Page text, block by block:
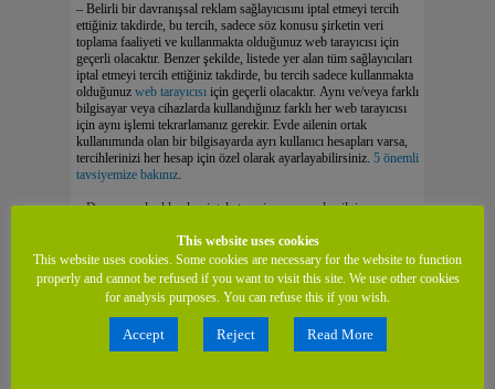
– Belirli bir davranışsal reklam sağlayıcısını iptal etmeyi tercih
ettiğiniz takdirde, bu tercih, sadece söz konusu şirketin veri
toplama faaliyeti ve kullanmakta olduğunuz web tarayıcısı için
geçerli olacaktır. Benzer şekilde, listede yer alan tüm sağlayıcıları
iptal etmeyi tercih ettiğiniz takdirde, bu tercih sadece kullanmakta
olduğunuz web tarayıcısı için geçerli olacaktır. Aynı ve/veya farklı
bilgisayar veya cihazlarda kullandığınız farklı her web tarayıcısı
için aynı işlemi tekrarlamanız gerekir. Evde ailenin ortak
kullanımında olan bir bilgisayarda ayrı kullanıcı hesapları varsa,
tercihlerinizi her hesap için özel olarak ayarlayabilirsiniz. 5 önemli
tavsiyemize bakınız.
– Davranışsal reklamları iptal etmeniz ve sonradan ilgi
iptal sayfamızda yeralan aynı formu kullanarak
reklamları yeniden etkinleştirebilirsiniz. Alternatif olarak, web
tarayıcınızdaki çerezleri de silebilirsiniz.Bunun nasıl yapılacağı
görmek için beş önemli tavsiyemize göz atınız .
eden sorunlar yaşamanız durumunda, lütfen aşağıya bakınız.
This website uses cookies
This website uses cookies. Some cookies are necessary for the website to function
properly and cannot be refused if you want to visit this site. We use other cookies
for analysis purposes. You can refuse this if you wish.
Accept Reject Read More